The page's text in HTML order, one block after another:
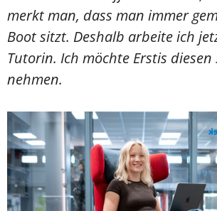
merkt man, dass man immer
Boot sitzt. Deshalb arbeite ich
Tutorin. Ich möchte Erstis diesen
nehmen.